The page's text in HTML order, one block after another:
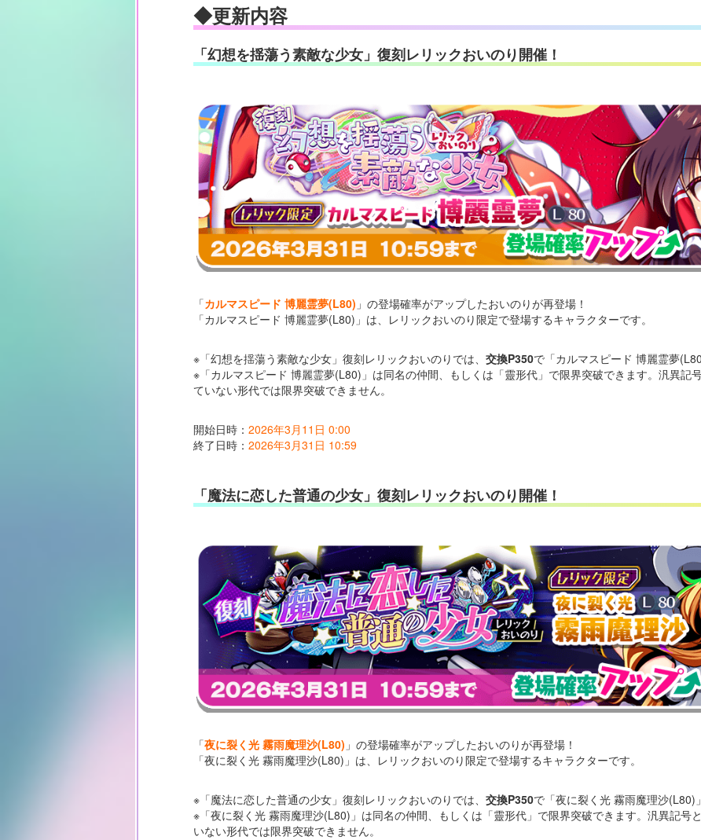
◆更新内容
「幻想を揺蕩う素敵な少女」復刻レリックおいのり開催！
「カルマスピード 博麗霊夢(L80) 」の登場確率がアップしたおいのりが再登場！
「カルマスピード 博麗霊夢(L80)」は、レリックおいのり限定で登場するキャラクターです。
※「幻想を揺蕩う素敵な少女」復刻レリックおいのりでは、 交換P350で「カルマスピード 博麗霊夢
※「カルマスピード 博麗霊夢(L80)」は同名の仲間、もしくは「靈形代」で限界突破できます。汎異記
ていない形代では限界突破できません。
開始日時： 2026年3月11日 0:00
終了日時： 2026年3月31日 10:59
「魔法に恋した普通の少女」復刻レリックおいのり開催！
「夜に裂く光 霧雨魔理沙(L80) 」の登場確率がアップしたおいのりが再登場！
「夜に裂く光 霧雨魔理沙(L80)」は、レリックおいのり限定で登場するキャラクターです。
※「魔法に恋した普通の少女」復刻レリックおいのりでは、 交換P350で「夜に裂く光 霧雨魔理沙(L80)
※「夜に裂く光 霧雨魔理沙(L80)」は同名の仲間、もしくは「靈形代」で限界突破できます。汎異記号
いない形代では限界突破できません。